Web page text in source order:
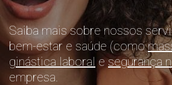
Saiba mais sobre nossos
bem-estar e saúde (como
ginástica laboral esegurança
empresa.